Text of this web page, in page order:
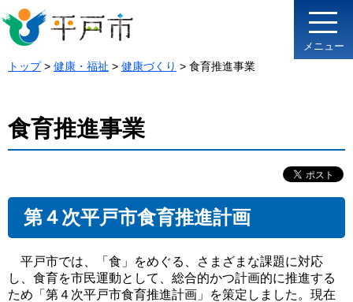
メニュー
トップ> 健康・福祉 > 健康づくり > 食育推進事業
食育推進事業
第４次平戸市食育推進計画
平戸市では、「食」をめぐる、さまざまな課題に対応
し、食育を市民運動として、総合的かつ計画的に推進する
ため「第４次平戸市食育推進計画」を策定しました。現在